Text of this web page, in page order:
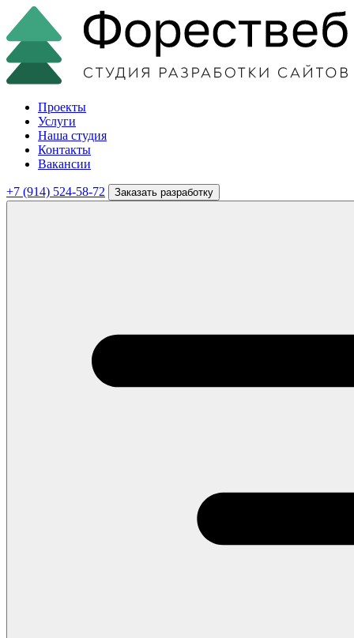
Проекты
Услуги
Наша студия
Контакты
Вакансии
+7 (914) 524-58-72 Заказать разработку